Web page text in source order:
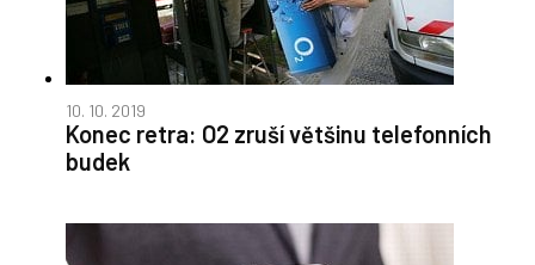
10. 10. 2019
Konec retra: O2 zruší většinu telefonních
budek